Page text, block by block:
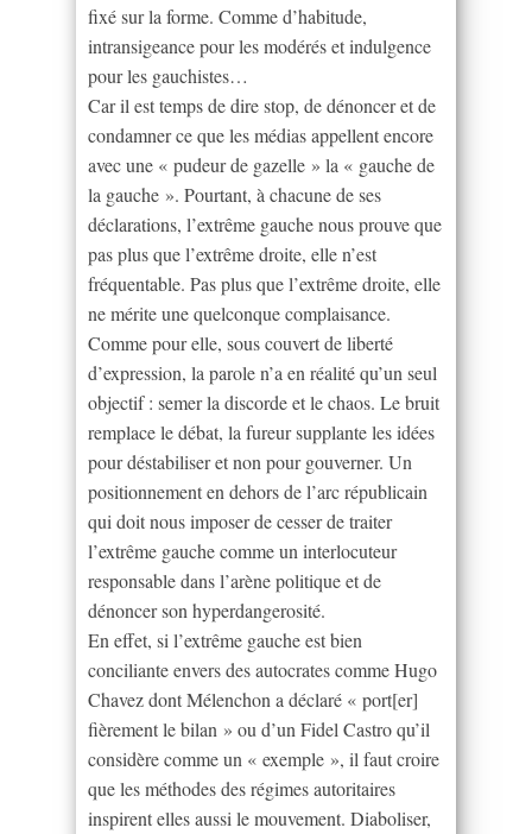
fixé sur la forme. Comme d’habitude,
intransigeance pour les modérés et indulgence
pour les gauchistes…
Car il est temps de dire stop, de dénoncer et de
condamner ce que les médias appellent encore
avec une « pudeur de gazelle » la « gauche de
la gauche ». Pourtant, à chacune de ses
déclarations, l’extrême gauche nous prouve que
pas plus que l’extrême droite, elle n’est
fréquentable. Pas plus que l’extrême droite, elle
ne mérite une quelconque complaisance.
Comme pour elle, sous couvert de liberté
d’expression, la parole n’a en réalité qu’un seul
objectif : semer la discorde et le chaos. Le bruit
remplace le débat, la fureur supplante les idées
pour déstabiliser et non pour gouverner. Un
positionnement en dehors de l’arc républicain
qui doit nous imposer de cesser de traiter
l’extrême gauche comme un interlocuteur
responsable dans l’arène politique et de
dénoncer son hyperdangerosité.
En effet, si l’extrême gauche est bien
conciliante envers des autocrates comme Hugo
Chavez dont Mélenchon a déclaré « port[er]
fièrement le bilan » ou d’un Fidel Castro qu’il
considère comme un « exemple », il faut croire
que les méthodes des régimes autoritaires
inspirent elles aussi le mouvement. Diaboliser,